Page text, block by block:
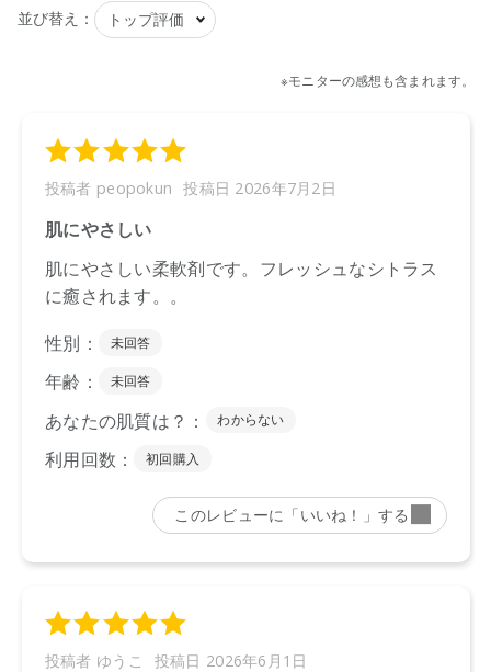
CosmeKitchen 2026/4/1
Biople 2026/4/1
※店舗での取り扱いや詳しい在庫状況につきましては、各店舗
ください。
※通常はご注文より１～３営業日での発送となります。
ますので予めご了承ください。
●パッケージはリニューアル等の理由により、写真と異なる場
合がございます。
載と異なる場合がございます。
●予告なくパッケージ仕様が変更になる場合がございます。